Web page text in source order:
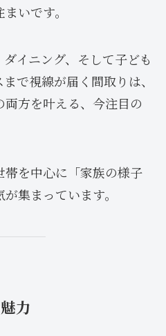
いです。
イニング、そして子ども
で視線が届く間取りは、
方を叶える、今注目の
を中心に「家族の様子
集まっています。
力